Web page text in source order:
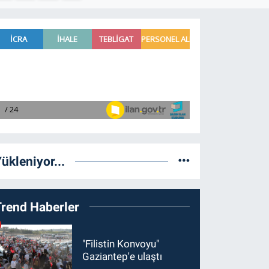
Haberler
"Filistin Konvoyu"
Gaziantep'e ulaştı